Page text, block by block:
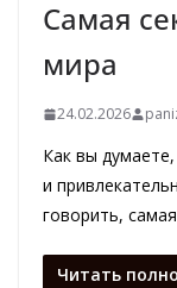
Самая
мира
24.02.2026
Как вы
и
говорить,
Читать